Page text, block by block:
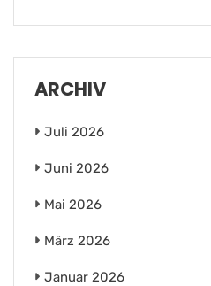
ARCHIV
Juli 2026
Juni 2026
Mai 2026
März 2026
Januar 2026